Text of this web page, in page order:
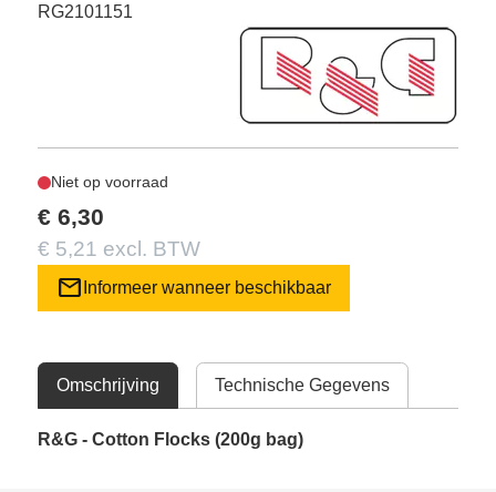
RG2101151
Niet op voorraad
€ 6,30
€ 5,21 excl. BTW
mail Informeer wanneer beschikbaar
Omschrijving Technische Gegevens
R&G - Cotton Flocks (200g bag)